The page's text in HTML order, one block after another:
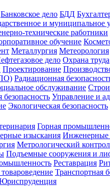
Банковское дело БДД
и муниципальное
технические работники
обучение
Металлургия Метеорология
дело Охрана труда
Проектирование
Радиационная
обслуживание
безопасность Управление и
Экологическая безопасность
Горная
изыскания Инженерные
Метрологический
Подъемные сооружения и
Реставрация
Транспортная